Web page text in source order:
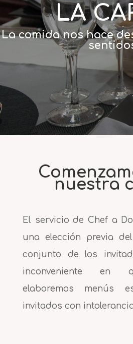
LA
La comida nos hace
nuestra
El servicio de Chef a
una elección previa
conjunto de los
inconveniente en
elaboremos menús
invitados con